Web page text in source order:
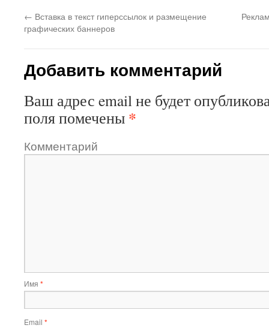
← Вставка в текст гиперссылок и размещение
графических баннеров
Добавить комментарий
Ваш адрес email не будет
поля помечены *
Комментарий
Имя *
Email *